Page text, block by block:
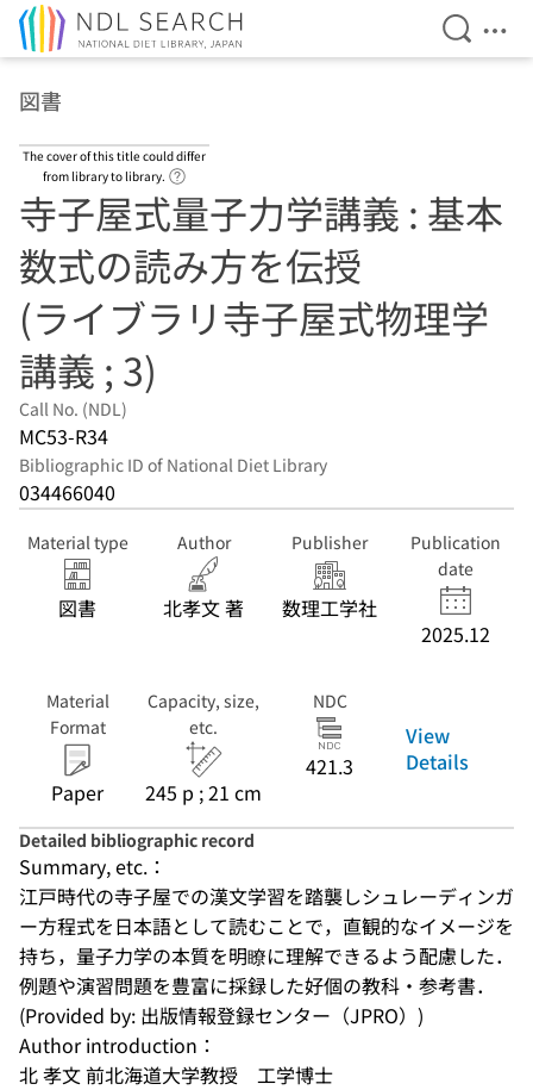
Open
図書
The cover of this title could differ
from library to library.
寺子屋式量子力学講義 : 基本
数式の読み方を伝授
(ライブラリ寺子屋式物理学
講義 ; 3)
Call No. (NDL)
MC53-R34
Bibliographic ID of National Diet Library
034466040
Material type
図書
Author
北孝文 著
Publisher
数理工学社
Publication
date
2025.12
Material
Format
Paper
Capacity, size,
etc.
245 p ; 21 cm
NDC
421.3
View
Details
Detailed bibliographic record
Summary, etc.：
江戸時代の寺子屋での漢文学習を踏襲しシュレーディンガ
ー方程式を日本語として読むことで，直観的なイメージを
持ち，量子力学の本質を明瞭に理解できるよう配慮した．
例題や演習問題を豊富に採録した好個の教科・参考書．
(Provided by: 出版情報登録センター（JPRO）)
Author introduction：
北 孝文 前北海道大学教授　工学博士